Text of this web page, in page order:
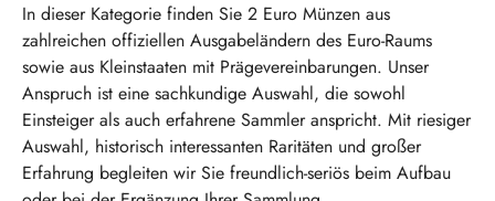
In dieser Kategorie finden Sie 2 Euro Münzen aus
zahlreichen offiziellen Ausgabeländern des Euro-Raums
sowie aus Kleinstaaten mit Prägevereinbarungen. Unser
Anspruch ist eine sachkundige Auswahl, die sowohl
Einsteiger als auch erfahrene Sammler anspricht. Mit riesiger
Auswahl, historisch interessanten Raritäten und großer
Erfahrung begleiten wir Sie freundlich-seriös beim Aufbau